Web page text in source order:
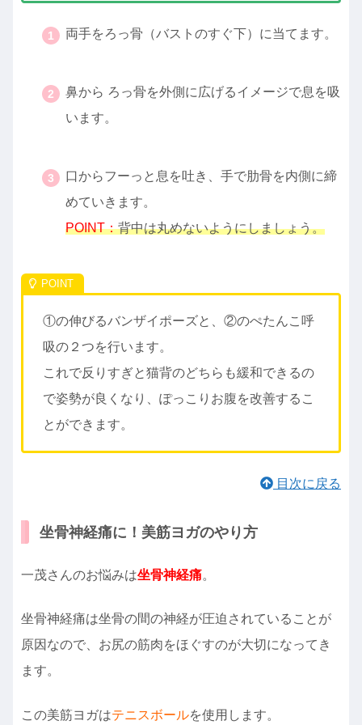
両手をろっ骨（バストのすぐ下）に当てます。
鼻から ろっ骨を外側に広げるイメージで息を吸
います。
口からフーっと息を吐き、手で肋骨を内側に締
めていきます。
POINT：背中は丸めないようにしましょう。
①の伸びるバンザイポーズと、②のぺたんこ呼
吸の２つを行います。
これで反りすぎと猫背のどちらも緩和できるの
で姿勢が良くなり、ぽっこりお腹を改善するこ
とができます。
目次に戻る
坐骨神経痛に！美筋ヨガのやり方
一茂さんのお悩みは坐骨神経痛。
坐骨神経痛は坐骨の間の神経が圧迫されていることが
原因なので、お尻の筋肉をほぐすのが大切になってき
ます。
この美筋ヨガはテニスボールを使用します。